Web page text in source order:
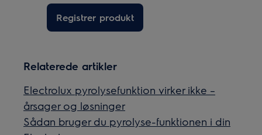
Registrer produkt
Relaterede artikler
Electrolux pyrolysefunktion virker ikke –
årsager og løsninger
Sådan bruger du pyrolyse-funktionen i din